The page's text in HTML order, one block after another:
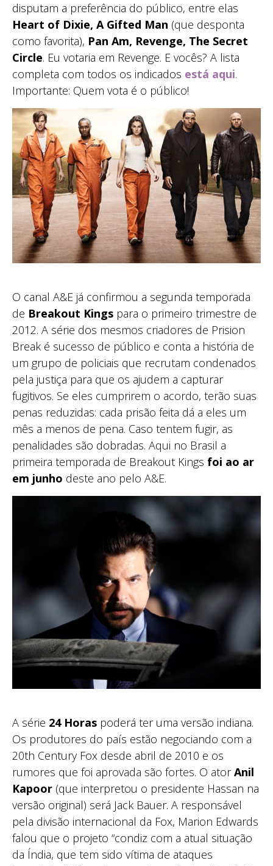
disputam a preferência do público, entre elas
Heart of Dixie, A Gifted Man (que desponta
como favorita), Pan Am, Revenge, The Secret
Circle. Eu votaria em Revenge. E vocês? A lista
completa com todos os indicados está aqui.
Importante: Quem vota é o público!
O canal A&E já confirmou a segunda temporada
de Breakout Kings para o primeiro trimestre de
2012. A série dos mesmos criadores de Prision
Break é sucesso de público e conta a história de
um grupo de policiais que recrutam condenados
pela justiça para que os ajudem a capturar
fugitivos. Se eles cumprirem o acordo, terão suas
penas reduzidas: cada prisão feita dá a eles um
mês a menos de pena. Caso tentem fugir, as
penalidades são dobradas. Aqui no Brasil a
primeira temporada de Breakout Kings foi ao ar
em junho deste ano pelo A&E.
A série 24 Horas poderá ter uma versão indiana.
Os produtores do país estão negociando com a
20th Century Fox desde abril de 2010 e os
rumores que foi aprovada são fortes. O atorAnil
Kapoor (que interpretou o presidente Hassan na
versão original) será Jack Bauer. A responsável
pela divisão internacional da Fox, Marion Edwards
falou que o projeto “condiz com a atual situação
da Índia, que tem sido vítima de ataques